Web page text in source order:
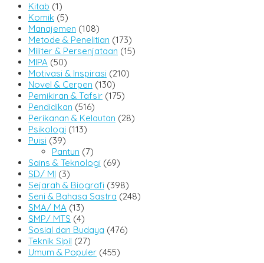
Kitab (1)
Komik (5)
Manajemen (108)
Metode & Penelitian (173)
Militer & Persenjataan (15)
MIPA (50)
Motivasi & Inspirasi (210)
Novel & Cerpen (130)
Pemikiran & Tafsir (175)
Pendidikan (516)
Perikanan & Kelautan (28)
Psikologi (113)
Puisi (39)
Pantun (7)
Sains & Teknologi (69)
SD/ MI (3)
Sejarah & Biografi (398)
Seni & Bahasa Sastra (248)
SMA/ MA (13)
SMP/ MTS (4)
Sosial dan Budaya (476)
Teknik Sipil (27)
Umum & Populer (455)